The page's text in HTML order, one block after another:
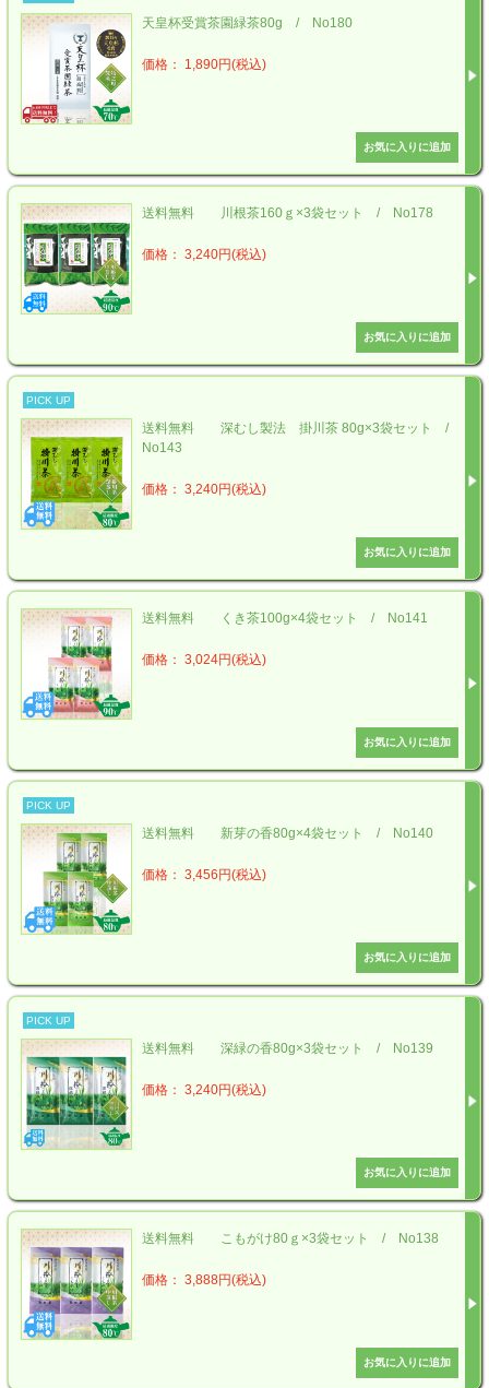
天皇杯受賞茶園緑茶80g / No180
価格： 1,890円(税込)
送料無料 川根茶160ｇ×3袋セット / No178
価格： 3,240円(税込)
PICK UP
送料無料 深むし製法 掛川茶 80g×3袋セット /
No143
価格： 3,240円(税込)
送料無料 くき茶100g×4袋セット / No141
価格： 3,024円(税込)
PICK UP
送料無料 新芽の香80g×4袋セット / No140
価格： 3,456円(税込)
PICK UP
送料無料 深緑の香80g×3袋セット / No139
価格： 3,240円(税込)
送料無料 こもがけ80ｇ×3袋セット / No138
価格： 3,888円(税込)